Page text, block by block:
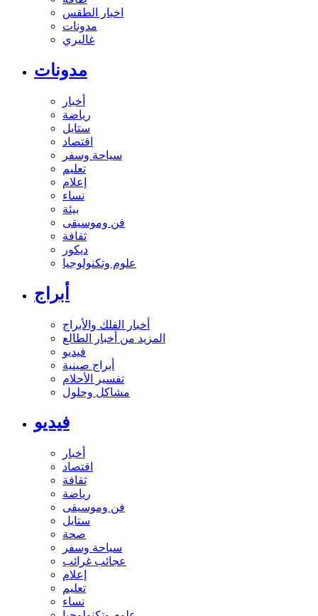
اخبار الطقس
مدونات
غاليري
مدونات
أخبار
رياضة
ستايل
اقتصاد
سياحة وسفر
تعليم
إعلام
نساء
بيئة
فن وموسيقى
ثقافة
ديكور
علوم وتكنولوجيا
أبراج
أخبار الفلك والأبراج
المزيد من أخبار الطالع
فيديو
أبراج صينية
تفسير الأحلام
مشاكل وحلول
فيديو
أخبار
اقتصاد
ثقافة
رياضة
فن وموسيقى
ستايل
صحة
سياحة وسفر
عجائب غرائب
إعلام
تعليم
نساء